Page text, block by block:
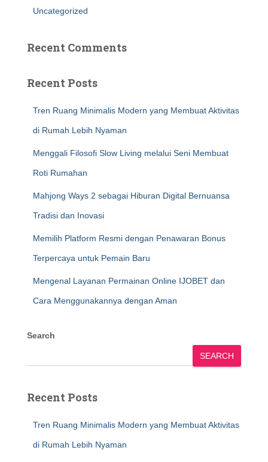
Uncategorized
Recent Comments
Recent Posts
Tren Ruang Minimalis Modern yang Membuat Aktivitas
di Rumah Lebih Nyaman
Menggali Filosofi Slow Living melalui Seni Membuat
Roti Rumahan
Mahjong Ways 2 sebagai Hiburan Digital Bernuansa
Tradisi dan Inovasi
Memilih Platform Resmi dengan Penawaran Bonus
Terpercaya untuk Pemain Baru
Mengenal Layanan Permainan Online IJOBET dan
Cara Menggunakannya dengan Aman
Search
SEARCH
Recent Posts
Tren Ruang Minimalis Modern yang Membuat Aktivitas
di Rumah Lebih Nyaman